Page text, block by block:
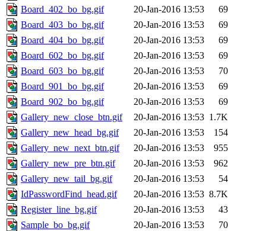
Board_402_bo_bg.gif
20-Jan-2016 13:53
69
Board_403_bo_bg.gif
20-Jan-2016 13:53
69
Board_404_bo_bg.gif
20-Jan-2016 13:53
69
Board_602_bo_bg.gif
20-Jan-2016 13:53
69
Board_603_bo_bg.gif
20-Jan-2016 13:53
70
Board_901_bo_bg.gif
20-Jan-2016 13:53
69
Board_902_bo_bg.gif
20-Jan-2016 13:53
69
Gallery_new_close_btn.gif
20-Jan-2016 13:53 1.7K
Gallery_new_head_bg.gif
20-Jan-2016 13:53
154
Gallery_new_next_btn.gif
20-Jan-2016 13:53
955
Gallery_new_pre_btn.gif
20-Jan-2016 13:53
962
Gallery_new_tail_bg.gif
20-Jan-2016 13:53
54
IdPasswordFind_head.gif
20-Jan-2016 13:53 8.7K
Register_line_bg.gif
20-Jan-2016 13:53
43
Sample_bo_bg.gif
20-Jan-2016 13:53
70